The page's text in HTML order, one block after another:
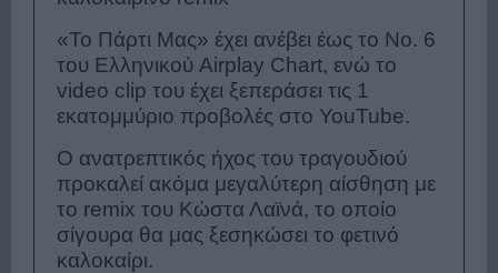
«Το Πάρτι Μας» έχει ανέβει έως το Νο. 6
του Ελληνικού Airplay Chart, ενώ το
video clip του έχει ξεπεράσει τις 1
εκατομμύριο προβολές στο YouTube.
Ο ανατρεπτικός ήχος του τραγουδιού
προκαλεί ακόμα μεγαλύτερη αίσθηση με
το remix του Κώστα Λαϊνά, το οποίο
σίγουρα θα μας ξεσηκώσει το φετινό
καλοκαίρι.